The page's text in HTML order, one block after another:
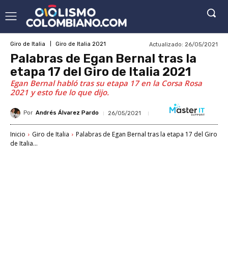
Giro de Italia Giro de Italia 2021 Actualizado: 26/05/2021
Palabras de Egan Bernal tras la
etapa 17 del Giro de Italia 2021
Egan Bernal habló tras su etapa 17 en la Corsa Rosa
2021 y esto fue lo que dijo.
Por Andrés Álvarez Pardo 26/05/2021
Inicio Giro de Italia
Palabras de Egan Bernal tras la etapa 17 del Giro
de Italia...